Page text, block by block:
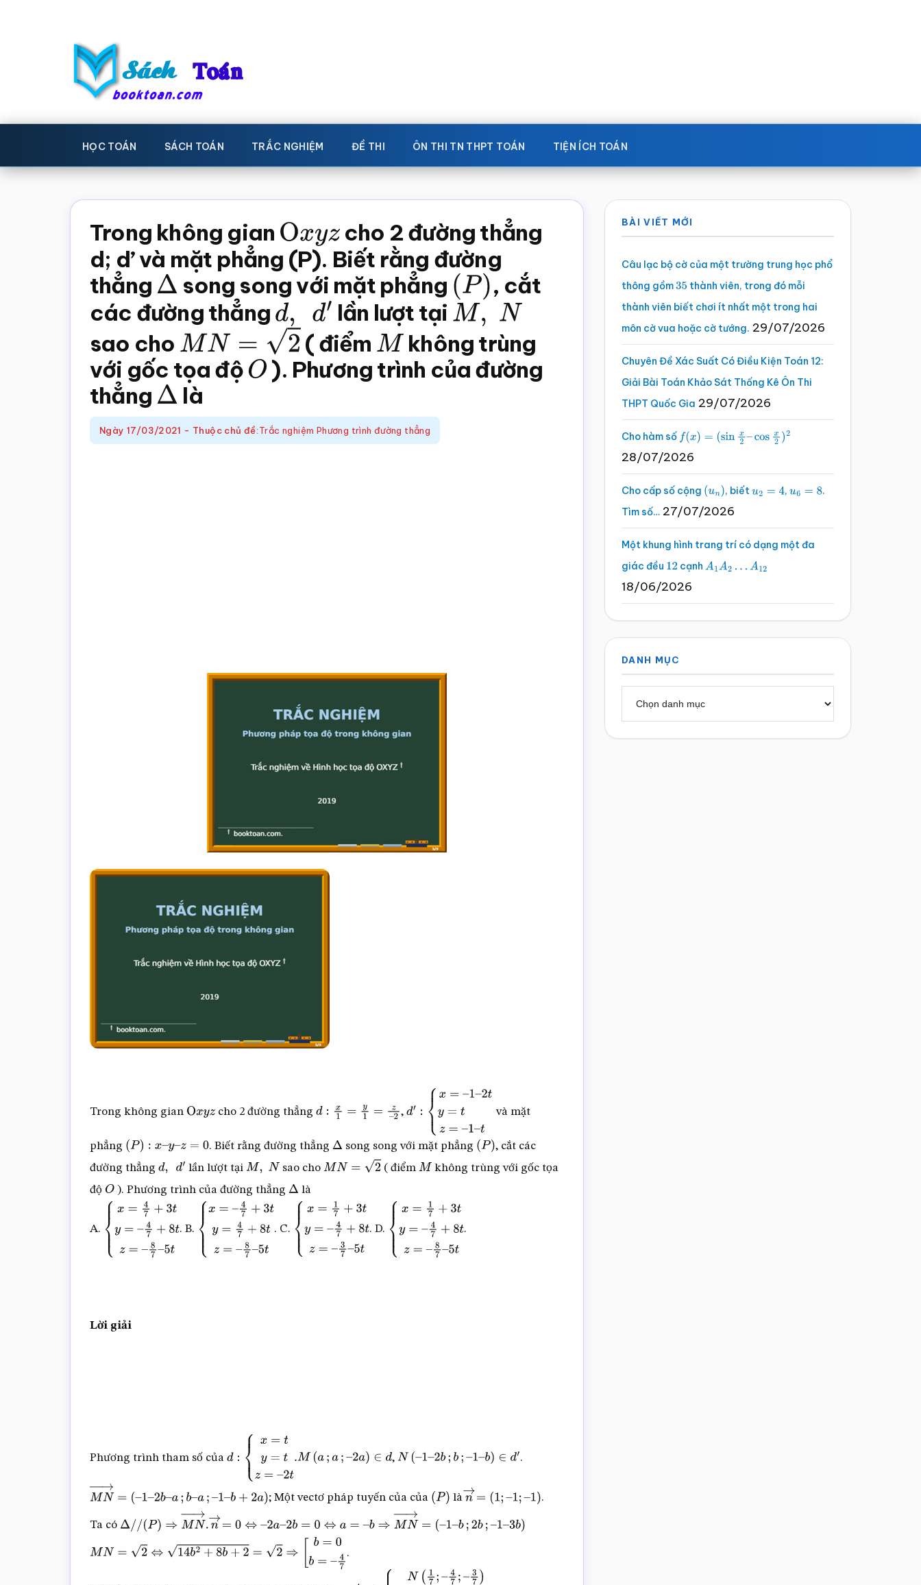
Sách
Toán
-
Học
toán
Học
toán,
toán,
Sách
khoa
Toán,
trắc
Toán
online
HỌC TOÁN SÁCH TOÁN TRẮC NGHIỆM ĐỀ THI ÔN THI TN THPT TOÁN TIỆN ÍCH TOÁN
Trong không gian Oxyz cho 2 đường thẳng
d; d’ và mặt phẳng (P). Biết rằng đường
thẳng Δ song song với mặt phẳng (P) , cắt
các đường thẳng d, ′ lần lượt tại M,N
sao cho MN=2 ( điểm M không trùng
với gốc tọa độ O ). Phương trình của đường
thẳng Δ là
Ngày 17/03/2021 - Thuộc chủ đề:Trắc nghiệm Phương trình đường thẳng
Trong không gian Oxyz cho 2 đường thẳng d: x = y1=z –2 , d′ {x = –1 –
2t =tz =– 1
và mặt
phẳng (P ):x – y– z= 0 . Biết rằng đường thẳng Δ song song với mặt phẳng (P ) , cắt các
đường thẳng d, ′ lần lượt tạiM,N sao cho MN= 2 ( điểm M không trùng với gốc tọa
độ O). Phương trình của đường thẳng Δ là
A. {x = 47+ ty =
–
47 +8 –8 –5
. B. {x =–
47 +3 47 +8t
. C. {x = 17+ ty =
–
47 +8 –3 – 5
. D. {x =17+ ty =
–
47 +8 –8 –5
.
Lời giải
Phương trình tham số của d { = y=tz = –M( a;a; –2a ∈d , N – – b;b; –1– b) ∈d ′ .
MN→= (– 1– 2b– a;b –a ;– 1 b+ 2 ) ; Một vectơ pháp tuyến của của (P ) làn→=(1; 1;– ) .
Ta có Δ//( P) ⇒ MN →.n →= 0⇔– 2a 2b= 0⇔ a=– b⇒ M N→ = (–1 –b;2 b –1 – b)
MN= 2⇔14b 2+ 8b + 2= ⇒ [b= 0 b= –4 7 .
Sidebar
chính
BÀI VIẾT MỚI
Câu lạc bộ cờ của một trường trung học phổ
thông gồm35 thành viên, trong đó mỗi
thành viên biết chơi ít nhất một trong hai
môn cờ vua hoặc cờ tướng. 29/07/2026
Chuyên Đề Xác Suất Có Điều Kiện Toán 12:
Giải Bài Toán Khảo Sát Thống Kê Ôn Thi
THPT Quốc Gia 29/07/2026
Cho hàm số f(x)=(sinx2 –cosx2 )2
28/07/2026
Cho cấp số cộng (un), biếtu2 =4 , u6 =8
.
Tìm số… 27/07/2026
Một khung hình trang trí có dạng một đa
giác đều 12 cạnh A1A2…A 12
18/06/2026
DANH MỤC